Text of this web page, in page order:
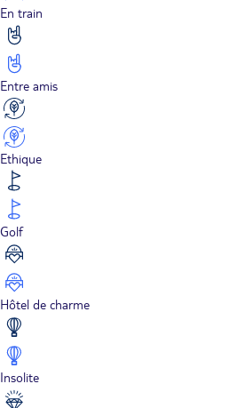
En train
Entre amis
Ethique
Golf
Hôtel de charme
Insolite